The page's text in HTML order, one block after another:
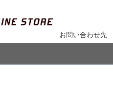
お問い合わせ先